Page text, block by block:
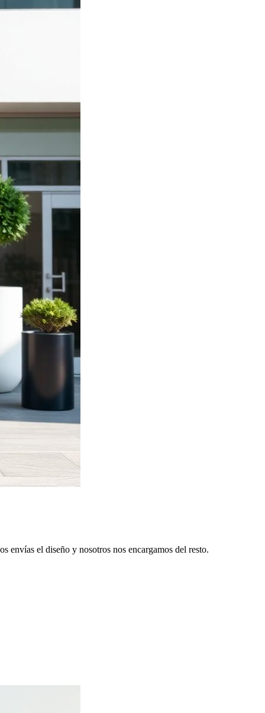
envías el diseño y nosotros nos encargamos del resto.